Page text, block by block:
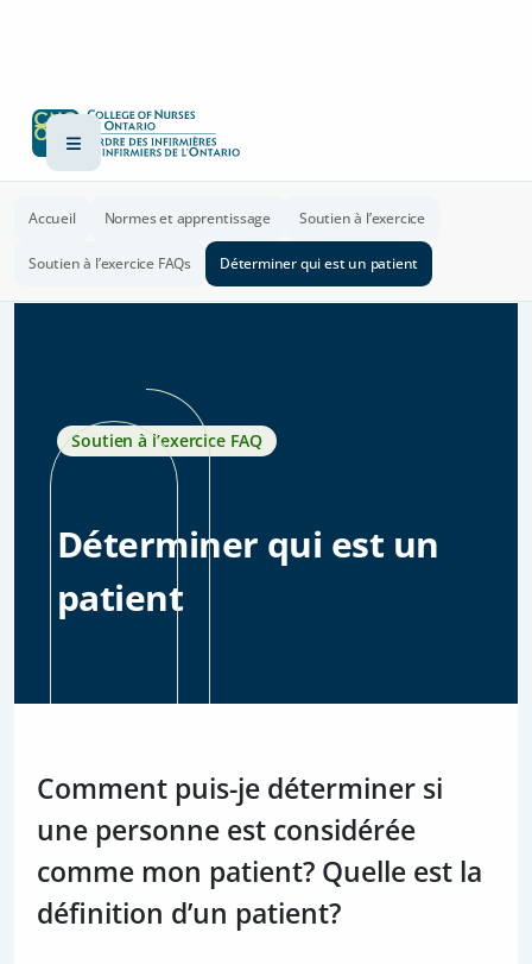
Accueil Normes et apprentissage Soutien à l’exercice
Soutien à l’exercice FAQs Déterminer qui est un patient
Soutien à l’exercice FAQ
Déterminer qui est un
patient
Comment puis-je déterminer si
une personne est considérée
comme mon patient? Quelle est la
définition d’un patient?